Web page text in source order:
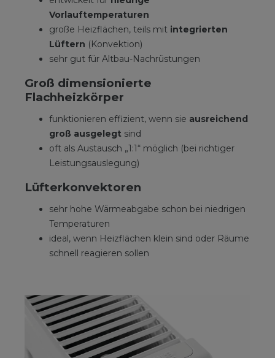
Vorlauftemperaturen
große Heizflächen, teils mit integrierten
Lüftern (Konvektion)
sehr gut für Altbau-Nachrüstungen
Groß dimensionierte
Flachheizkörper
funktionieren effizient, wenn sie ausreichend
groß ausgelegt sind
oft als Austausch „1:1“ möglich (bei richtiger
Leistungsauslegung)
Lüfterkonvektoren
sehr hohe Wärmeabgabe schon bei niedrigen
Temperaturen
ideal, wenn Heizflächen klein sind oder Räume
schnell reagieren sollen